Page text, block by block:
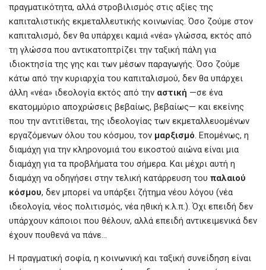
πραγματικότητα, αλλά στροβιλισμός στις αξίες της
καπιταλιστικής εκμεταλλευτικής κοινωνίας. Όσο ζούμε στον
καπιταλισμό, δεν θα υπάρχει καμιά «νέα» γλώσσα, εκτός από
τη γλώσσα που αντικατοπτρίζει την ταξική πάλη για
ιδιοκτησία της γης και των μέσων παραγωγής. Όσο ζούμε
κάτω από την κυριαρχία του καπιταλισμού, δεν θα υπάρχει
άλλη «νέα» ιδεολογία εκτός από την αστική —σε ένα
εκατομμύριο αποχρώσεις βεβαίως, βεβαίως— και εκείνης
που την αντιτίθεται, της ιδεολογίας των εκμεταλλευομένων
εργαζόμενων όλου του κόσμου, τον μαρξισμό. Επομένως, η
διαμάχη για την κληρονομιά του εικοστού αιώνα είναι μια
διαμάχη για τα προβλήματα του σήμερα. Και μέχρι αυτή η
διαμάχη να οδηγήσει στην τελική κατάρρευση του παλαιού
κόσμου, δεν μπορεί να υπάρξει ζήτημα νέου λόγου (νέα
ιδεολογία, νέος πολιτισμός, νέα ηθική κ.λ.π.). Όχι επειδή δεν
υπάρχουν κάποιοι που θέλουν, αλλά επειδή αντικειμενικά δεν
έχουν πουθενά να πάνε…
Η πραγματική σοφία, η κοινωνική και ταξική συνείδηση είναι